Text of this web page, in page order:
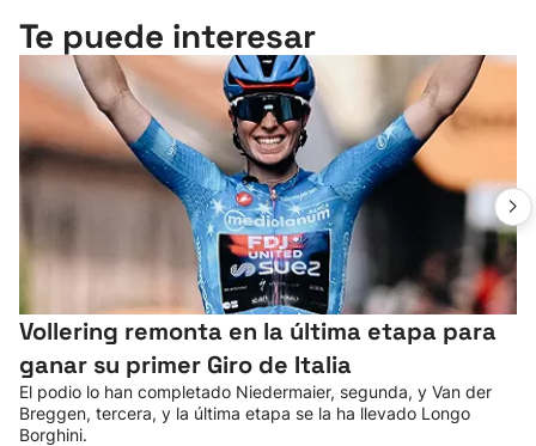
Te puede interesar
Vollering remonta en la última etapa para
ganar su primer Giro de Italia
El podio lo han completado Niedermaier, segunda, y Van der
Breggen, tercera, y la última etapa se la ha llevado Longo
Borghini.